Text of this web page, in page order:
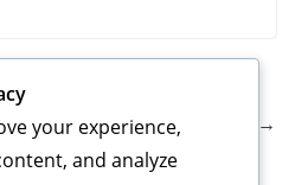
Next →
your experience,
and analyze